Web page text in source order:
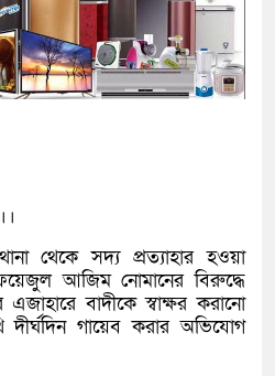
থেকে সদ্য প্রত্যাহার হওয়া
ফয়েজুল আজিম নোমানের বিরুদ্ধে
বাদীকে স্বাক্ষর করানো
দীর্ঘদিন গায়েব করার অভিযোগ